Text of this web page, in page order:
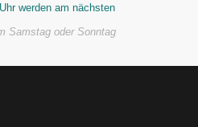
werden am nächsten
Samstag oder Sonntag